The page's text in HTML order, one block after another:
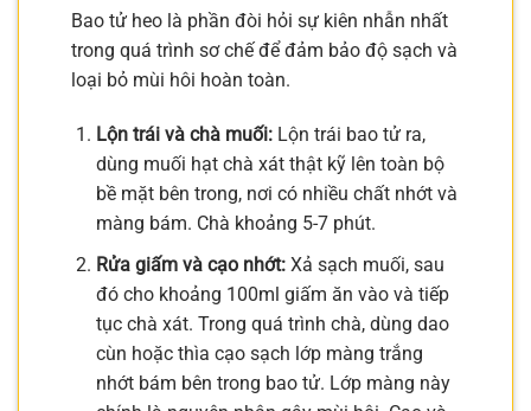
Bao tử heo là phần đòi hỏi sự kiên nhẫn nhất
trong quá trình sơ chế để đảm bảo độ sạch và
loại bỏ mùi hôi hoàn toàn.
Lộn trái và chà muối:Lộn trái bao tử ra,
dùng muối hạt chà xát thật kỹ lên toàn bộ
bề mặt bên trong, nơi có nhiều chất nhớt và
màng bám. Chà khoảng 5-7 phút.
Rửa giấm và cạo nhớt:Xả sạch muối, sau
đó cho khoảng 100ml giấm ăn vào và tiếp
tục chà xát. Trong quá trình chà, dùng dao
cùn hoặc thìa cạo sạch lớp màng trắng
nhớt bám bên trong bao tử. Lớp màng này